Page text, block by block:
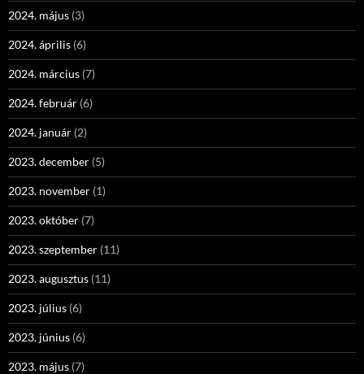
2024. május (3)
2024. április (6)
2024. március (7)
2024. február (6)
2024. január (2)
2023. december (5)
2023. november (1)
2023. október (7)
2023. szeptember (11)
2023. augusztus (11)
2023. július (6)
2023. június (6)
2023. május (7)